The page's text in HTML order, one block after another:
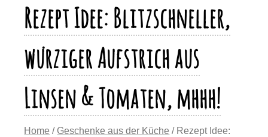
Rezept Idee: Blitzschneller,
würziger Aufstrich aus
Linsen & Tomaten, mhhh!
Home / Geschenke aus der Küche / Rezept Idee: